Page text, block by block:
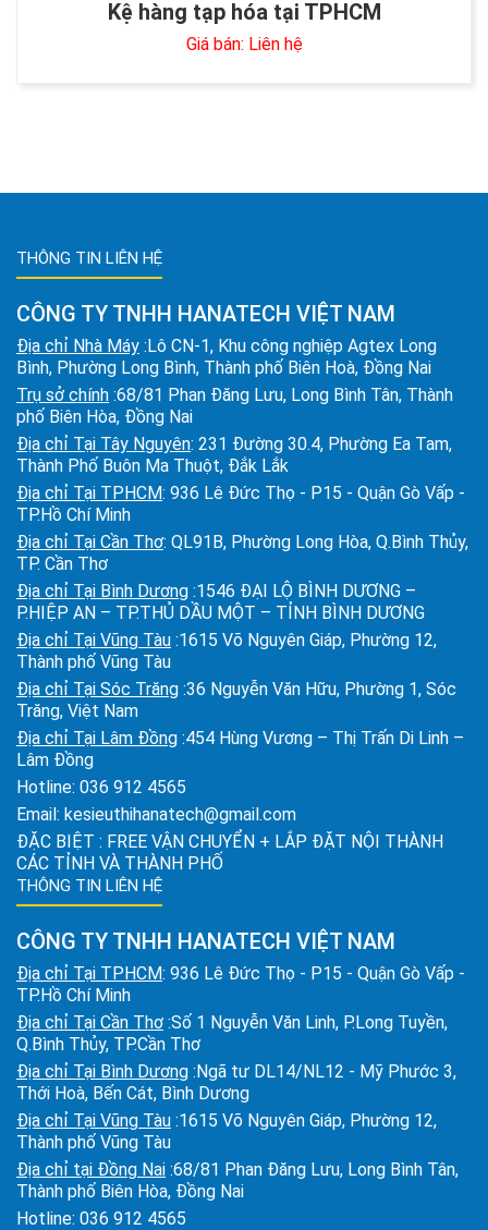
Kệ hàng tạp hóa tại TPHCM
Giá bán: Liên hệ
THÔNG TIN LIÊN HỆ
CÔNG TY TNHH HANATECH VIỆT NAM
Địa chỉ Nhà Máy :Lô CN-1, Khu công nghiệp Agtex Long
Bình, Phường Long Bình, Thành phố Biên Hoà, Đồng Nai
Trụ sở chính :68/81 Phan Đăng Lưu, Long Bình Tân, Thành
phố Biên Hòa, Đồng Nai
Địa chỉ Tại Tây Nguyên: 231 Đường 30.4, Phường Ea Tam,
Thành Phố Buôn Ma Thuột, Đắk Lắk
Địa chỉ Tại TPHCM: 936 Lê Đức Thọ - P15 - Quận Gò Vấp -
TP.Hồ Chí Minh
Địa chỉ Tại Cần Thơ: QL91B, Phường Long Hòa, Q.Bình Thủy,
TP. Cần Thơ
Địa chỉ Tại Bình Dương :1546 ĐẠI LỘ BÌNH DƯƠNG –
P.HIỆP AN – TP.THỦ DẦU MỘT – TỈNH BÌNH DƯƠNG
Địa chỉ Tại Vũng Tàu :1615 Võ Nguyên Giáp, Phường 12,
Thành phố Vũng Tàu
Địa chỉ Tại Sóc Trăng :36 Nguyễn Văn Hữu, Phường 1, Sóc
Trăng, Việt Nam
Địa chỉ Tại Lâm Đồng :454 Hùng Vương – Thị Trấn Di Linh –
Lâm Đồng
Hotline: 036 912 4565
Email: kesieuthihanatech@gmail.com
ĐẶC BIỆT : FREE VẬN CHUYỂN + LẮP ĐẶT NỘI THÀNH
CÁC TỈNH VÀ THÀNH PHỐ
THÔNG TIN LIÊN HỆ
CÔNG TY TNHH HANATECH VIỆT NAM
Địa chỉ Tại TPHCM: 936 Lê Đức Thọ - P15 - Quận Gò Vấp -
TP.Hồ Chí Minh
Địa chỉ Tại Cần Thơ :Số 1 Nguyễn Văn Linh, P.Long Tuyền,
Q.Bình Thủy, TP.Cần Thơ
Địa chỉ Tại Bình Dương :Ngã tư DL14/NL12 - Mỹ Phước 3,
Thới Hoà, Bến Cát, Bình Dương
Địa chỉ Tại Vũng Tàu :1615 Võ Nguyên Giáp, Phường 12,
Thành phố Vũng Tàu
Địa chỉ tại Đồng Nai :68/81 Phan Đăng Lưu, Long Bình Tân,
Thành phố Biên Hòa, Đồng Nai
Hotline: 036 912 4565